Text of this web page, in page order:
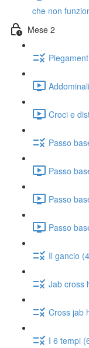
che non
Mese 2
Croci e
Passo
Passo
Passo
Passo
Il gancio
Jab cross
Cross jab
I 6 tempi